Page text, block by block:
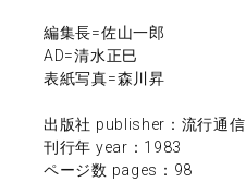
編集長=佐山一郎
AD=清水正巳
表紙写真=森川昇
出版社 publisher：流行通信
刊行年 year：1983
ページ数 pages：98